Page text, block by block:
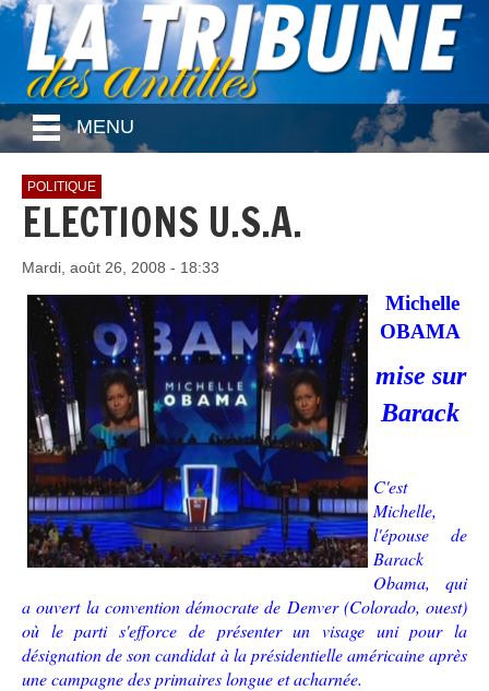
MENU
POLITIQUE
ELECTIONS U.S.A.
Mardi, août 26, 2008 - 18:33
Michelle
OBAMA
mise sur
Barack
C'est
Michelle,
l'épouse de
Barack
Obama, qui
a ouvert la convention démocrate de Denver (Colorado, ouest)
où le parti s'efforce de présenter un visage uni pour la
désignation de son candidat à la présidentielle américaine après
une campagne des primaires longue et acharnée.